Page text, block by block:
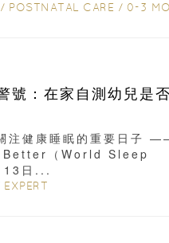
/ POSTNATAL CARE / 0-3 MONTHS
號：在家自測幼兒是否
注健康睡眠的重要日子
（World Sleep
13日...
EXPERT